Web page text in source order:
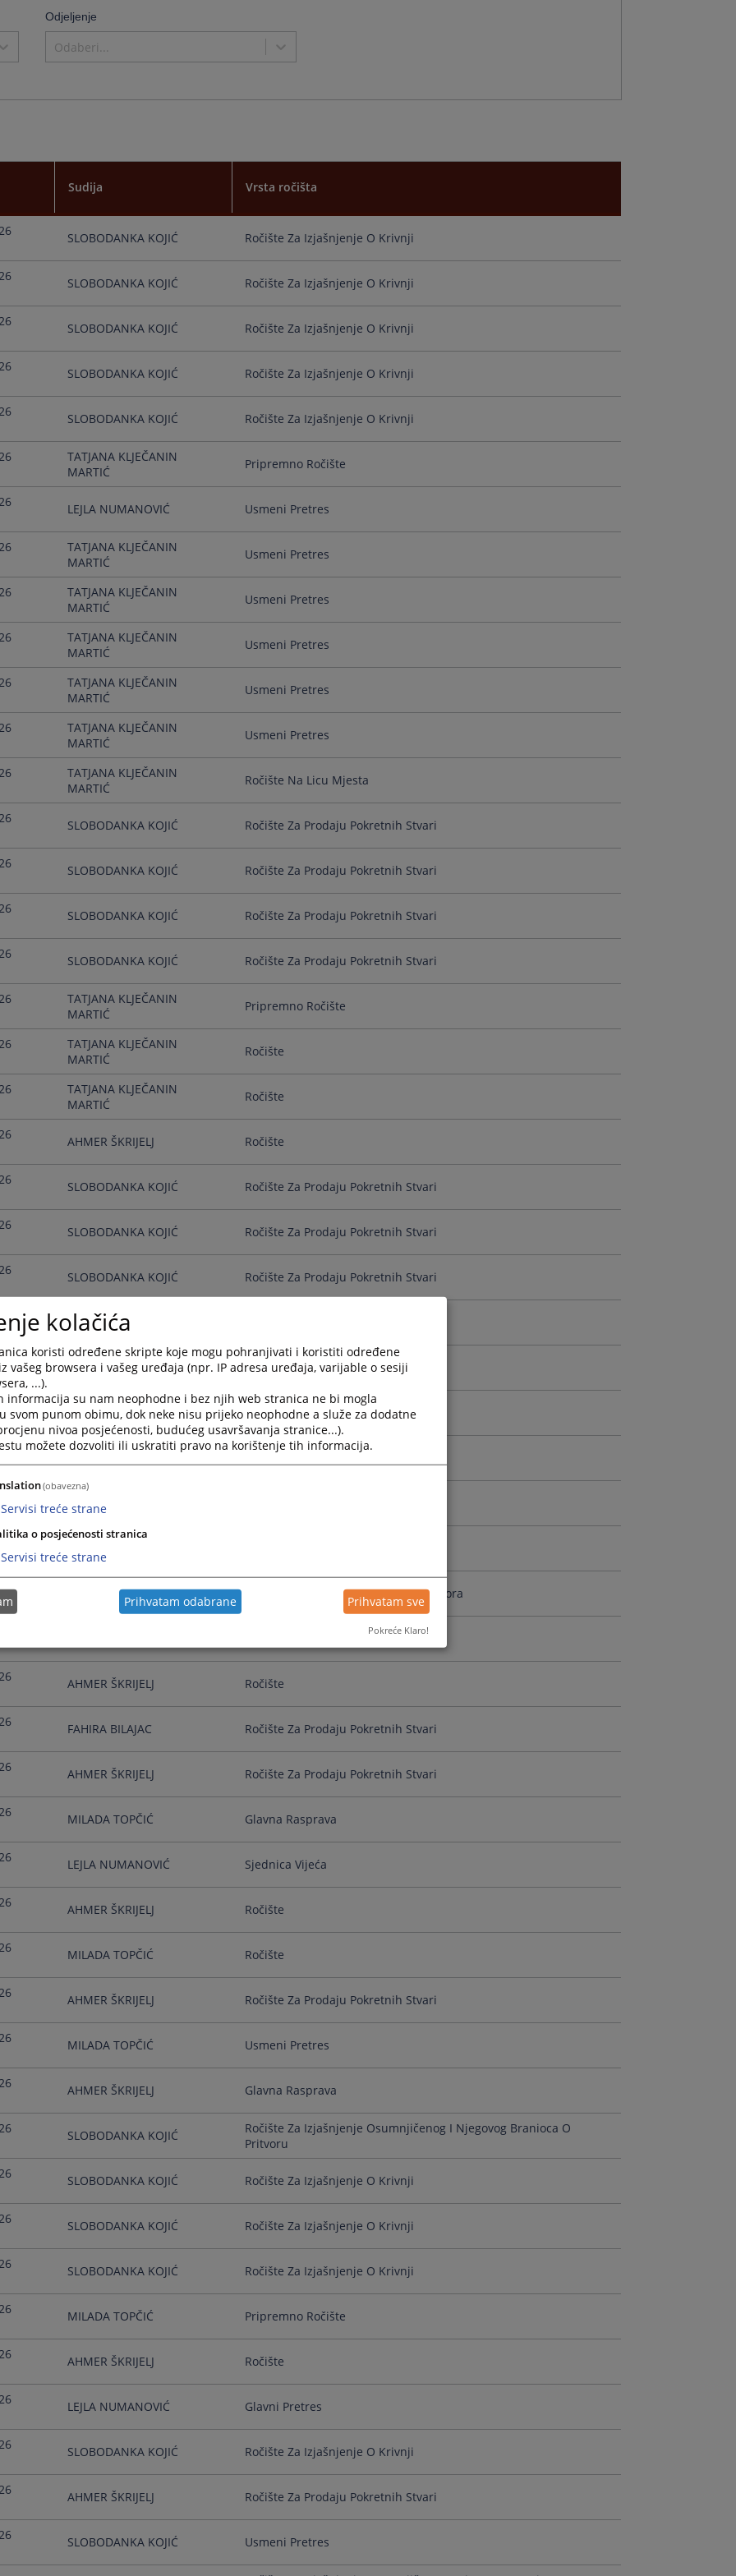
Press
key
shortcuts
dates.
Odjeljenje
Odaberi...
Sudija Vrsta ročišta
SLOBODANKA KOJIĆ Ročište Za Izjašnjenje O Krivnji
SLOBODANKA KOJIĆ Ročište Za Izjašnjenje O Krivnji
SLOBODANKA KOJIĆ Ročište Za Izjašnjenje O Krivnji
SLOBODANKA KOJIĆ Ročište Za Izjašnjenje O Krivnji
SLOBODANKA KOJIĆ Ročište Za Izjašnjenje O Krivnji
TATJANA KLJEČANIN
MARTIĆ
Pripremno Ročište
LEJLA NUMANOVIĆ Usmeni Pretres
TATJANA KLJEČANIN
MARTIĆ
Usmeni Pretres
TATJANA KLJEČANIN
MARTIĆ
Usmeni Pretres
TATJANA KLJEČANIN
MARTIĆ
Usmeni Pretres
TATJANA KLJEČANIN
MARTIĆ
Usmeni Pretres
TATJANA KLJEČANIN
MARTIĆ
Usmeni Pretres
TATJANA KLJEČANIN
MARTIĆ
Ročište Na Licu Mjesta
SLOBODANKA KOJIĆ Ročište Za Prodaju Pokretnih Stvari
SLOBODANKA KOJIĆ Ročište Za Prodaju Pokretnih Stvari
SLOBODANKA KOJIĆ Ročište Za Prodaju Pokretnih Stvari
SLOBODANKA KOJIĆ Ročište Za Prodaju Pokretnih Stvari
TATJANA KLJEČANIN
MARTIĆ
Pripremno Ročište
TATJANA KLJEČANIN
MARTIĆ
Ročište
TATJANA KLJEČANIN
MARTIĆ
Ročište
AHMER ŠKRIJELJ Ročište
SLOBODANKA KOJIĆ Ročište Za Prodaju Pokretnih Stvari
SLOBODANKA KOJIĆ Ročište Za Prodaju Pokretnih Stvari
SLOBODANKA KOJIĆ Ročište Za Prodaju Pokretnih Stvari
SLOBODANKA KOJIĆ
SLOBODANKA KOJIĆ Ročište Za Prodaju Pokretnih Stvari
TATJANA KLJEČANIN
MARTIĆ
Ročište
Glavna Rasprava
MILADA TOPČIĆ
LEJLA NUMANOVIĆ Ročište/Sjednica Za Produženje Pritvora
AHMER ŠKRIJELJ Ročište
FAHIRA BILAJAC Ročište Za Prodaju Pokretnih Stvari
AHMER ŠKRIJELJ Ročište Za Prodaju Pokretnih Stvari
MILADA TOPČIĆ Glavna Rasprava
LEJLA NUMANOVIĆ Sjednica Vijeća
AHMER ŠKRIJELJ Ročište
MILADA TOPČIĆ Ročište
AHMER ŠKRIJELJ Ročište Za Prodaju Pokretnih Stvari
MILADA TOPČIĆ Usmeni Pretres
AHMER ŠKRIJELJ Glavna Rasprava
SLOBODANKA KOJIĆ
Ročište Za Izjašnjenje Osumnjičenog I Njegovog Branioca O
Pritvoru
SLOBODANKA KOJIĆ Ročište Za Izjašnjenje O Krivnji
SLOBODANKA KOJIĆ Ročište Za Izjašnjenje O Krivnji
SLOBODANKA KOJIĆ Ročište Za Izjašnjenje O Krivnji
MILADA TOPČIĆ Pripremno Ročište
AHMER ŠKRIJELJ Ročište
LEJLA NUMANOVIĆ Glavni Pretres
SLOBODANKA KOJIĆ Ročište Za Izjašnjenje O Krivnji
AHMER ŠKRIJELJ Ročište Za Prodaju Pokretnih Stvari
SLOBODANKA KOJIĆ Usmeni Pretres
kolačića
koristi određene skripte koje mogu pohranjivati i koristiti određene
vašeg browsera i vašeg uređaja (npr. IP adresa uređaja, varijable o sesiji
...).
informacija su nam neophodne i bez njih web stranica ne bi mogla
svom punom obimu, dok neke nisu prijeko neophodne a služe za dodatne
nivoa posjećenosti, budućeg usavršavanja stranice...).
možete dozvoliti ili uskratiti pravo na korištenje tih informacija.
(obavezna)
Servisi treće strane
o posjećenosti stranica
Servisi treće strane
Prihvatam odabrane Prihvatam sve
Pokreće Klaro!